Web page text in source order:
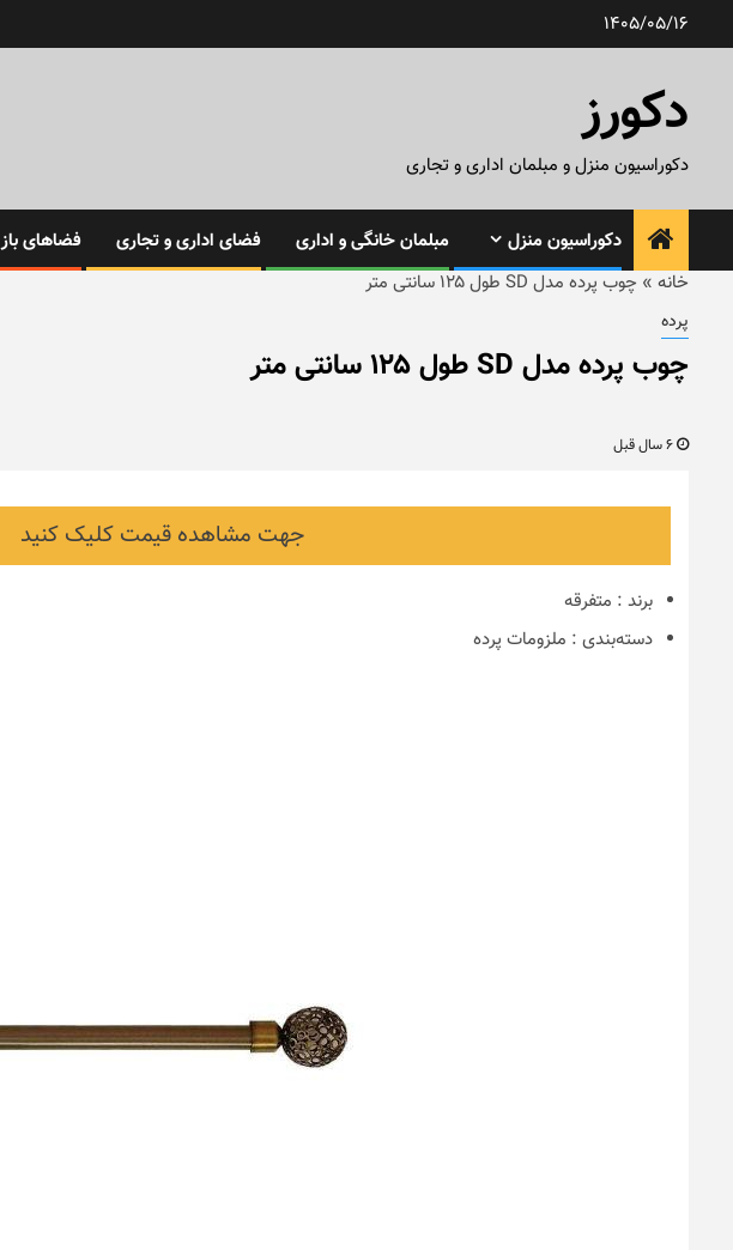
1405/05/16
دکورز
دکوراسیون منزل و مبلمان اداری و تجاری
دکوراسیون منزل مبلمان خانگی و اداری فضای اداری و تجاری فضاهای باز
خانه » چوب پرده مدل SD طول ۱۲۵ سانتی متر
پرده
چوب پرده مدل SD طول ۱۲۵ سانتی متر
جهت مشاهده قیمت کلیک کنید
برند : متفرقه
دسته‌بندی : ملزومات پرده